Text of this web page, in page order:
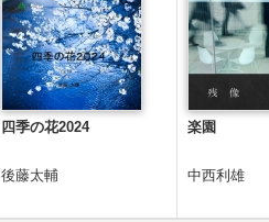
四季の花2024
後藤太輔
楽園
中西利雄